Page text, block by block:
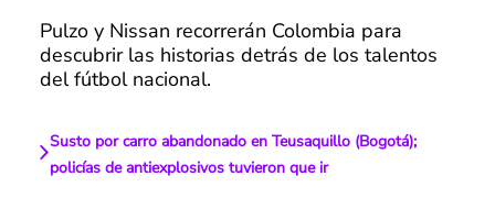
Pulzo y Nissan recorrerán Colombia para
descubrir las historias detrás de los talentos
del fútbol nacional.
Susto por carro abandonado en Teusaquillo (Bogotá);
policías de antiexplosivos tuvieron que ir